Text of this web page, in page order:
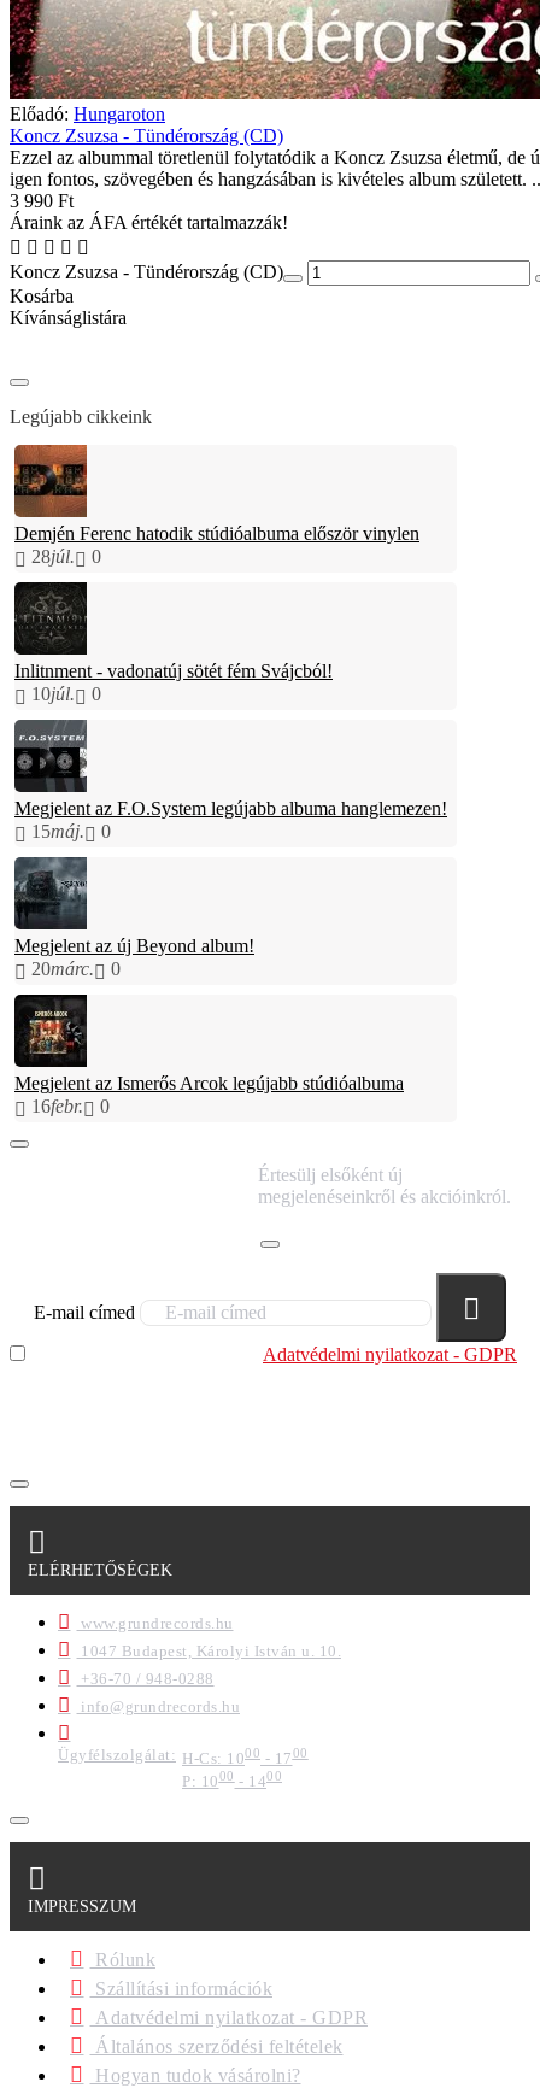
Előadó: Hungaroton
Koncz Zsuzsa - Tündérország (CD)
Ezzel az albummal töretlenül folytatódik a Koncz Zsuzsa életmű, de
igen fontos, szövegében és hangzásában is kivételes album született. ..
3 990 Ft
Áraink az ÁFA értékét tartalmazzák!
Koncz Zsuzsa - Tündérország (CD)
Kosárba
Kívánságlistára
Legújabb cikkeink
Demjén Ferenc hatodik stúdióalbuma először vinylen
28júl. 0
Inlitnment - vadonatúj sötét fém Svájcból!
10júl. 0
Megjelent az F.O.System legújabb albuma hanglemezen!
15máj. 0
Megjelent az új Beyond album!
20márc. 0
Megjelent az Ismerős Arcok legújabb stúdióalbuma
16febr. 0
Értesülj elsőként új
megjelenéseinkről és akcióinkról.
E-mail címed
Adatvédelmi nyilatkozat - GDPR
ELÉRHETŐSÉGEK
www.grundrecords.hu
1047 Budapest, Károlyi István u. 10.
+36-70 / 948-0288
info@grundrecords.hu
Ügyfélszolgálat: H-Cs: 1000 - 1700
P: 1000- 1400
IMPRESSZUM
Rólunk
Szállítási információk
Adatvédelmi nyilatkozat - GDPR
Általános szerződési feltételek
Hogyan tudok vásárolni?